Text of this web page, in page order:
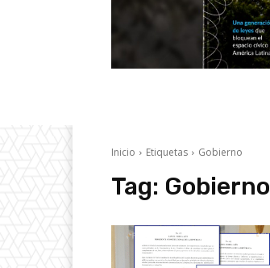
Inicio Etiquetas Gobierno
Tag: Gobierno